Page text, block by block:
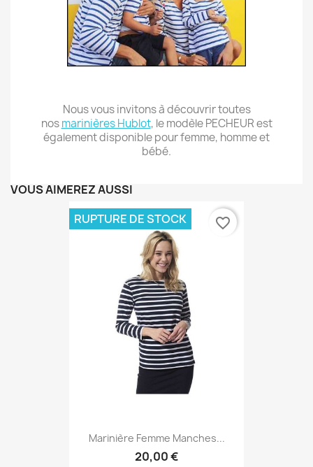
Nous vous invitons à découvrir toutes
nosmarinières Hublot, le modèle PECHEUR est
également disponible pour femme, homme et
bébé.
VOUS AIMEREZ AUSSI
Marinière Femme Manches...
20,00 €
RUPTURE DE STOCK favorite_border